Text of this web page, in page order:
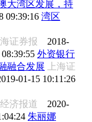
大湾区发展，持
09:39:16 湾区
海证券报 2018-
外资银行
融合发展
上海证
01-15 10:11:26
经济报道 2020-
朱丽娜